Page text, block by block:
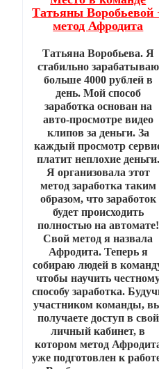
Татьяны Воробьевой
метод Афродита
Татьяна Воробьева. Я
стабильно зарабатываю
больше 4000 рублей в
день. Мой способ
заработка основан на
авто-просмотре видео
клипов за деньги. За
каждый просмотр
платит неплохие деньги.
Я организовала этот
метод заработка таким
образом, что заработок
будет происходить
полностью на автомате!
Свой метод я назвала
Афродита. Теперь я
собираю людей в
чтобы научить
способу заработка.
участником команды,
получаете доступ в свой
личный кабинет, в
котором метод
уже подготовлен к